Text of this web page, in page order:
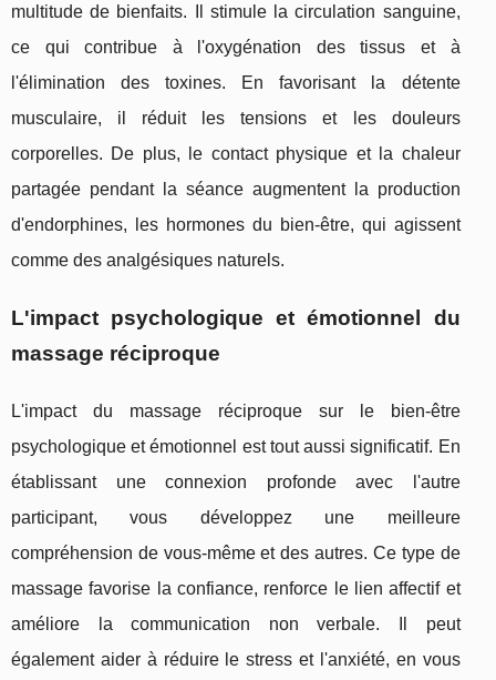
multitude de bienfaits. Il stimule la circulation sanguine,
ce qui contribue à l'oxygénation des tissus et à
l'élimination des toxines. En favorisant la détente
musculaire, il réduit les tensions et les douleurs
corporelles. De plus, le contact physique et la chaleur
partagée pendant la séance augmentent la production
d'endorphines, les hormones du bien-être, qui agissent
comme des analgésiques naturels.
L'impact psychologique et émotionnel du
massage réciproque
L'impact du massage réciproque sur le bien-être
psychologique et émotionnel est tout aussi significatif. En
établissant une connexion profonde avec l'autre
participant, vous développez une meilleure
compréhension de vous-même et des autres. Ce type de
massage favorise la confiance, renforce le lien affectif et
améliore la communication non verbale. Il peut
également aider à réduire le stress et l'anxiété, en vous